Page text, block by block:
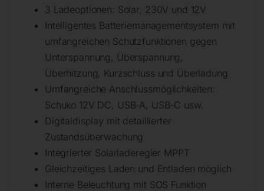
3 Ladeoptionen: Solar, 230V und 12V
Intelligentes Batteriemanagementsystem mit
umfangreichen Schutzfunktionen gegen
Unterspannung, Überspannung,
Überhitzung, Kurzschluss und Überladung
Umfangreiche Anschlussmöglichkeiten:
Schuko 12V DC, USB-A, USB-C usw.
Digitaldisplay mit detaillierter
Zustandsüberwachung
Integrierter Solarladeregler MPPT
Gleichzeitiges Laden und Entladen möglich
Interne Beleuchtung mit SOS Funktion